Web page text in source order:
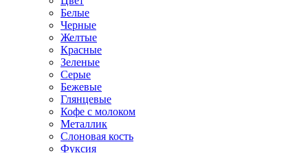
Белые
Черные
Желтые
Красные
Зеленые
Серые
Бежевые
Глянцевые
Кофе с молоком
Металлик
Слоновая кость
Фуксия